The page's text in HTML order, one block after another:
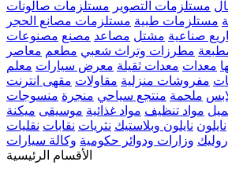
مستلزمات التصوير مستلزمات صالونات
مستلزمات طبية مستلزمات مصانع الحجر
صناعية مشتل مصاعد مصنع مصنوعات
مطرزات وتراث شعبي مطعم معاصر
معدات معدات ثقيلة معرض سيارات معلم
مفروشات منزلية مقاولات مقهى انترنت
ملحمة منتجع سياحي منجرة منسوجات
مواد تنظيف مواد غذائية موسيقى ميكنة
نايلون نايلون وبلاستيك نثريات نقابات نقليات
وزارات ودوائر حكومية وكالة سيارات
الأقسام الرئيسية